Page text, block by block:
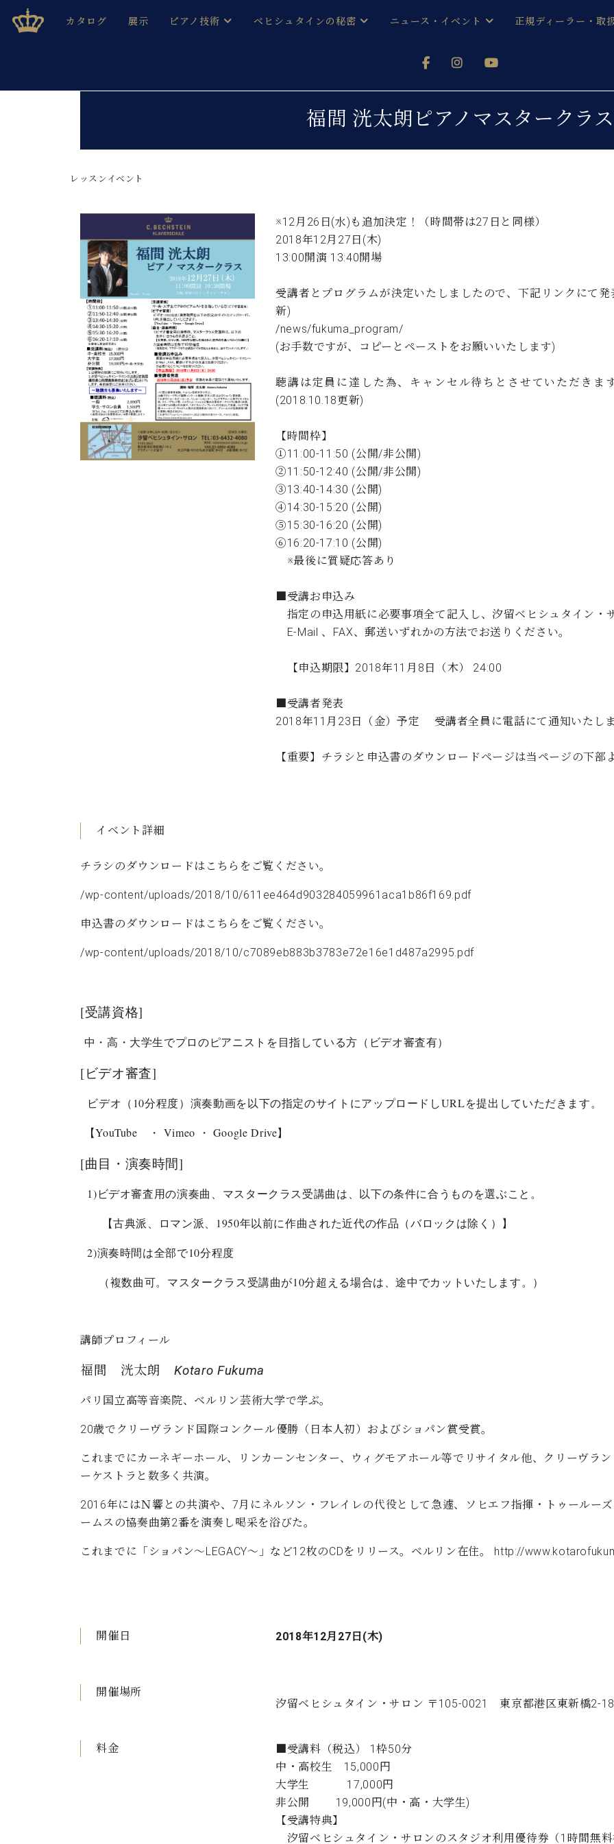
ベヒシュタインジャパン公式サイト
BECHSTEIN JAPAN Official Site
カタログ
C.ベヒシュタイン コンサート/C.ベヒシュタイン レジデンス
C.ベヒシュタイン コンサート
グランドピアノ
C.ベヒシュタイン アカデミー
W.ホフマン プロフェッショナル
W.ホフマン トラディション
C.BECHSTEIN Digital(ベヒシュタイン デジタル)
展示 ピアノ技術 ベヒシュタインの秘密
ブランドヒストリー
ベヒシュタインを弾く前に
ベヒシュタイン・シューレ
納入実績 ホール・スタジオ
納入実績 音楽教室
ニュース・イベント
メルマガ会員登録ご案内
各店舗からのお知らせ
(入荷情報等)
正規ディーラー・取
ベヒシュタイン・シューレ音楽教室
ホール・スタジオレンタル
ホール・スタジオ空き状況
動画収録サービス
ピアノのコンシェルジュ
セントラム東京のご案内(PDF)
お問い合わせ
スタッフご挨拶
アクセス
アーティストカスタマーサービス(調律)
アフターサービス(調律)
尾山調律師のブログ Die Musikgasse（音楽の小道）
福間 洸太朗ピアノマスタークラス
レッスンイベント
※12月26日(水)も追加決定！（時間帯は27日と同様）
2018年12月27日(木)
13:00開演 13:40開場
受講者とプログラムが決定いたしましたので、下記リンクにて
新)
/news/fukuma_program/
(お手数ですが、コピーとペーストをお願いいたします)
聴講は定員に達した為、キャンセル待ちとさせていただきま
(2018.10.18更新)
【時間枠】
①11:00-11:50 (公開/非公開)
②11:50-12:40 (公開/非公開)
③13:40-14:30 (公開)
④14:30-15:20 (公開)
⑤15:30-16:20 (公開)
⑥16:20-17:10 (公開)
※最後に質疑応答あり
■受講お申込み
指定の申込用紙に必要事項全て記入し、汐留ベヒシュタイン・
E-Mail 、FAX、郵送いずれかの方法でお送りください。
【申込期限】2018年11月8日（木） 24:00
■受講者発表
2018年11月23日（金）予定 受講者全員に電話にて通知いたしま
【重要】チラシと申込書のダウンロードページは当ページの下部
イベント詳細
チラシのダウンロードはこちらをご覧ください。
/wp-content/uploads/2018/10/611ee464d903284059961aca1b86f169.pdf
申込書のダウンロードはこちらをご覧ください。
/wp-content/uploads/2018/10/c7089eb883b3783e72e16e1d487a2995.pdf
[受講資格]
中・高・大学生でプロのピアニストを目指している方（ビデオ審査有）
[ビデオ審査]
ビデオ（10分程度）演奏動画を以下の指定のサイトにアップロードしURLを提出していただきます。
【YouTube ・ Vimeo ・ Google Drive】
[曲目・演奏時間]
1)ビデオ審査用の演奏曲、マスタークラス受講曲は、以下の条件に合うものを選ぶこと。
【古典派、ロマン派、 1950年以前に作曲された近代の作品（バロックは除く） 】
2)演奏時間は全部で10分程度
（複数曲可。マスタークラス受講曲が10分超える場合は、途中でカットいたします。）
講師プロフィール
福間 洸太朗Kotaro Fukuma
パリ国立高等音楽院、ベルリン芸術大学で学ぶ。
20歳でクリーヴランド国際コンクール優勝（日本人初）およびショパン賞受賞。
これまでにカーネギーホール、リンカーンセンター、ウィグモアホール等でリサイタル他、クリーヴラ
ーケストラと数多く共演。
2016年にはＮ響との共演や、7月にネルソン・フレイレの代役として急遽、ソヒエフ指揮・トゥールー
ームスの協奏曲第2番を演奏し喝采を浴びた。
これまでに「ショパン〜LEGACY〜」など12枚のCDをリリース。ベルリン在住。 http://
開催日 2018年12月27日(木)
開催場所
汐留ベヒシュタイン・サロン 〒105-0021 東京都港区東新橋2-
料金
■受講料（税込） 1枠50分
中・高校生 15,000円
大学生 17,000円
非公開 19,000円(中・高・大学生)
【受講特典】
汐留ベヒシュタイン・サロンのスタジオ利用優待券（1時間無